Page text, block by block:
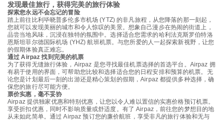
发现最佳旅行，获得完美的旅行体验
探索您永远不会忘记的冒险
踏上前往比利毕晓普多伦多市机场 (YTZ) 的非凡旅程，从您降落的那一刻起，
您就可以发现美丽的城市和令人惊叹的美景。想象自己漫步在热闹的街道上，
品尝当地风味，沉浸在独特的氛围中。选择适合您需求的哈利法克斯罗伯特洛
恩斯坦菲尔德国际机场 (YHZ) 航班机票。与您所爱的人一起探索新视野，让您
的假期体验真正难忘。
通过 Airpaz 找到完美的机票
为了获得无缝旅行体验，Airpaz 是您寻找最佳机票选择的首选平台。Airpaz 拥
有易于使用的界面，可帮助您比较和选择适合您的日程安排和预算的机票。无
论您是计划最后一刻的出游还是精心策划的假期，Airpaz 都提供多种选择，确
保您的旅行尽可能方便。
票价实惠，毫不妥协
Airpaz 提供独家优惠和特别优惠，让您以令人难以置信的实惠价格预订机票。
享受折扣优惠，同时不影响质量或舒适度。有了 Airpaz，前往您的梦想目的地
从未如此简单。通过 Airpaz 预订您的廉价航班，享受非凡的旅行体验和无与